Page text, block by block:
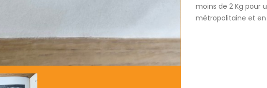
moins de 2 Kg pour
métropolitaine et en